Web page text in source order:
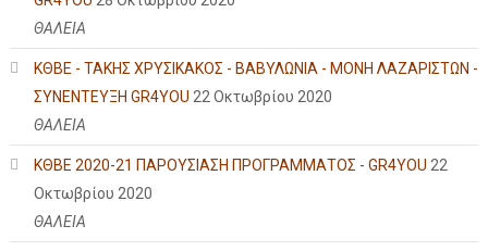
ΘΑΛΕΙΑ
ΚΘΒΕ - ΤΑΚΗΣ ΧΡΥΣΙΚΑΚΟΣ - ΒΑΒΥΛΩΝΙΑ - ΜΟΝΗ ΛΑΖΑΡΙΣΤΩΝ -
ΣΥΝΕΝΤΕΥΞΗ GR4YOU 22 Οκτωβρίου 2020
ΘΑΛΕΙΑ
ΚΘΒΕ 2020-21 ΠΑΡΟΥΣΙΑΣΗ ΠΡΟΓΡΑΜΜΑΤΟΣ - GR4YOU 22
Οκτωβρίου 2020
ΘΑΛΕΙΑ